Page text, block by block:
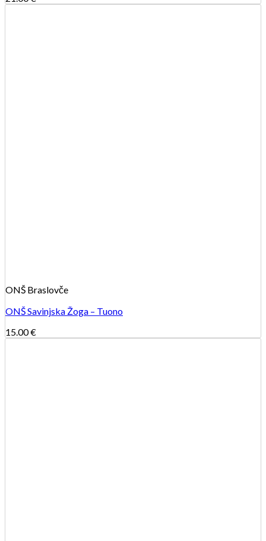
ONŠ Braslovče
ONŠ Savinjska Žoga – Tuono
15.00€